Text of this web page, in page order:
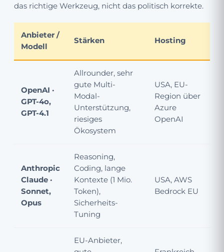
das richtige Werkzeug, nicht das politisch korrekte.
Anbieter /
Modell
Stärken Hosting
OpenAI ·
GPT-4o,
GPT-4.1
Allrounder, sehr
gute Multi-
Modal-
Unterstützung,
riesiges
Ökosystem
USA, EU-
Region über
Azure
OpenAI
Anthropic
Claude ·
Sonnet,
Opus
Reasoning,
Coding, lange
Kontexte (1 Mio.
Token),
Sicherheits-
Tuning
USA, AWS
Bedrock EU
EU-Anbieter,